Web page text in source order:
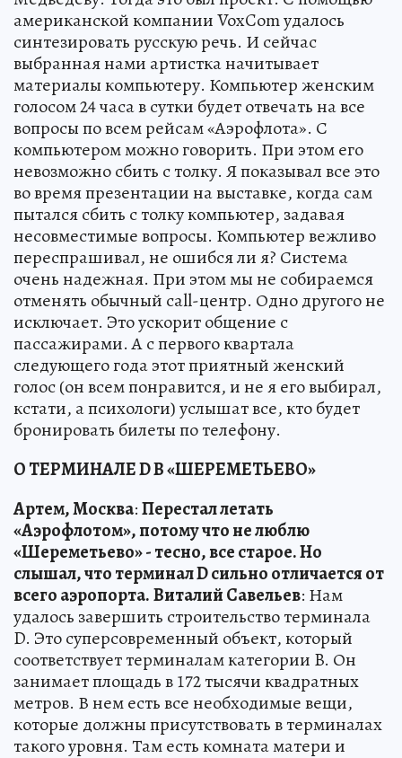
американской компании VoxCom удалось
синтезировать русскую речь. И сейчас
выбранная нами артистка начитывает
материалы компьютеру. Компьютер женским
голосом 24 часа в сутки будет отвечать на все
вопросы по всем рейсам «Аэрофлота». С
компьютером можно говорить. При этом его
невозможно сбить с толку. Я показывал все это
во время презентации на выставке, когда сам
пытался сбить с толку компьютер, задавая
несовместимые вопросы. Компьютер вежливо
переспрашивал, не ошибся ли я? Система
очень надежная. При этом мы не собираемся
отменять обычный call-центр. Одно другого не
исключает. Это ускорит общение с
пассажирами. А с первого квартала
следующего года этот приятный женский
голос (он всем понравится, и не я его выбирал,
кстати, а психологи) услышат все, кто будет
бронировать билеты по телефону.
О ТЕРМИНАЛЕ D В «ШЕРЕМЕТЬЕВО»
Артем, Москва:Перестал летать
«Аэрофлотом», потому что не люблю
«Шереметьево» - тесно, все старое. Но
слышал, что терминал D сильно отличается от
всего аэропорта.Виталий Савельев: Нам
удалось завершить строительство терминала
D. Это суперсовременный объект, который
соответствует терминалам категории B. Он
занимает площадь в 172 тысячи квадратных
метров. В нем есть все необходимые вещи,
которые должны присутствовать в терминалах
такого уровня. Там есть комната матери и